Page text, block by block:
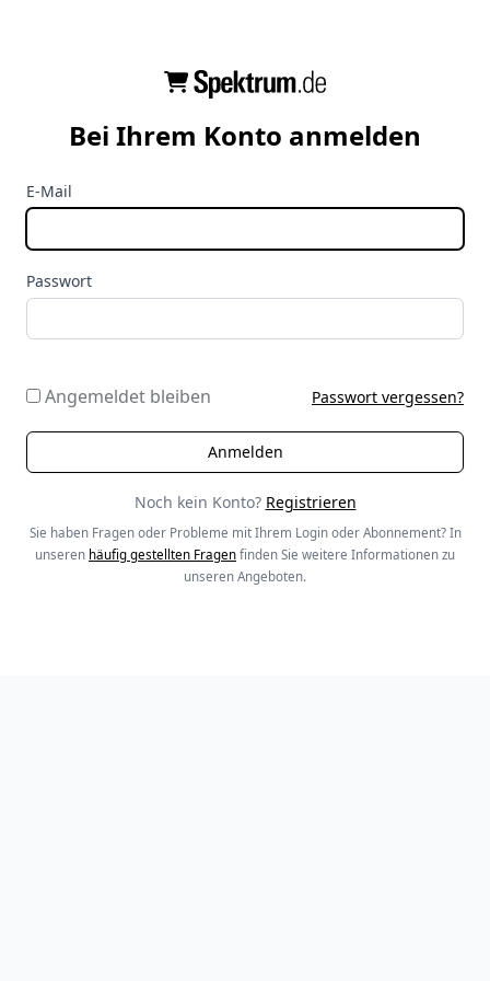
Bei Ihrem Konto anmelden
E-Mail
Passwort
Angemeldet bleiben Passwort vergessen?
Noch kein Konto? Registrieren
Sie haben Fragen oder Probleme mit Ihrem Login oder Abonnement? In
unseren häufig gestellten Fragen finden Sie weitere Informationen zu
unseren Angeboten.